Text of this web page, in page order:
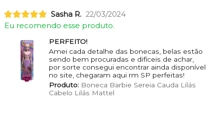
Sasha R. 22/03/2024
Eu recomendo esse produto.
PERFEITO!
Amei cada detalhe das bonecas, belas estão
sendo bem procuradas e difíceis de achar,
por sorte consegui encontrar ainda disponível
no site, chegaram aqui rm SP perfeitas!
Produto:Boneca Barbie Sereia Cauda Lilás
Cabelo Lilás Mattel